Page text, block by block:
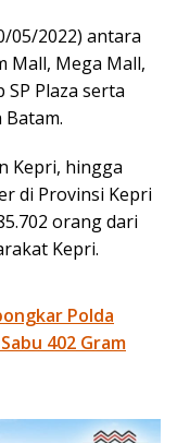
05/2022) antara
Mall, Mega Mall,
Plaza serta
Kepri, hingga
di Provinsi Kepri
orang dari
Kepri.
Polda
402 Gram